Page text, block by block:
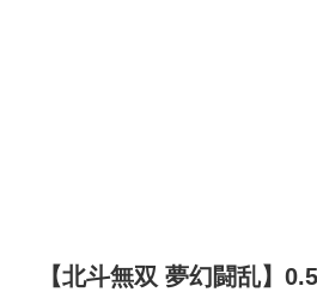
【北斗無双 夢幻闘乱】